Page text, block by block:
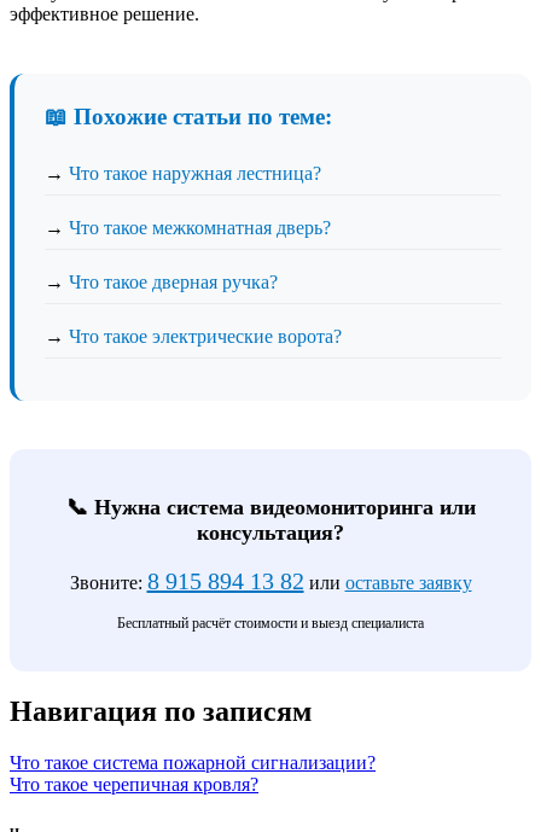
эффективное решение.
📖 Похожие статьи по теме:
→ Что такое наружная лестница?
→ Что такое межкомнатная дверь?
→ Что такое дверная ручка?
→ Что такое электрические ворота?
📞 Нужна система видеомониторинга или
консультация?
Звоните: 8 915 894 13 82 или оставьте заявку
Бесплатный расчёт стоимости и выезд специалиста
Навигация по записям
Что такое система пожарной сигнализации?
Что такое черепичная кровля?